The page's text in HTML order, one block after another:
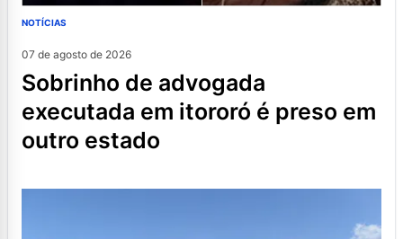
NOTÍCIAS
07 de agosto de 2026
sobrinho de advogada
executada em itororó é preso em
outro estado